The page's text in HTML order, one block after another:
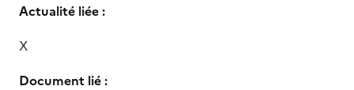
Actualité liée :
X
Document lié :